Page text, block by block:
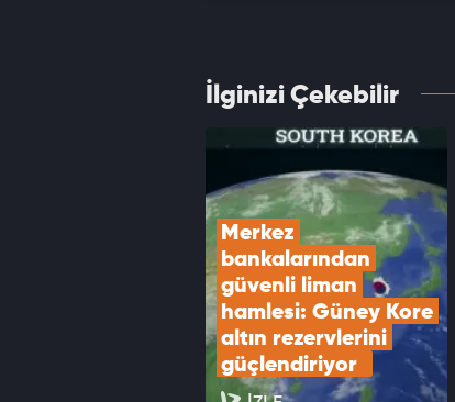
İlginizi Çekebilir
Merkez
bankalarından
güvenli liman
hamlesi: Güney Kore
altın rezervlerini
güçlendiriyor